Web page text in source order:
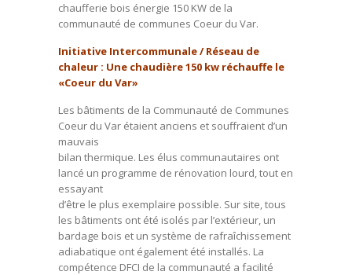
chaufferie bois énergie 150 KW de la
communauté de communes Coeur du Var.
Initiative Intercommunale / Réseau de
chaleur : Une chaudière 150 kw réchauffe le
«Coeur du Var»
Les bâtiments de la Communauté de Communes
Coeur du Var étaient anciens et souffraient d’un
mauvais
bilan thermique. Les élus communautaires ont
lancé un programme de rénovation lourd, tout en
essayant
d’être le plus exemplaire possible. Sur site, tous
les bâtiments ont été isolés par l’extérieur, un
bardage bois et un système de rafraîchissement
adiabatique ont également été installés. La
compétence DFCI de la communauté a facilité